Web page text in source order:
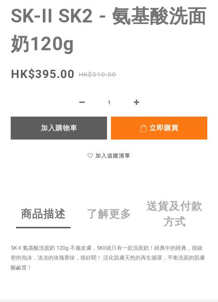
SK-II SK2 - 氨基酸洗面
奶120g
HK$395.00 HK$510.00
加入購物車 立即購買
加入追蹤清單
商品描述 了解更多
送貨及付款
方式
SK-II 氨基酸洗面奶 120g 不傷皮膚，SKII就只有一款洗面奶！經典中的經典，很細
密的泡沫，淡淡的玫瑰香味，很好聞！ 活化肌膚天然的再生循環，平衡洗面的肌膚
酸鹼度！